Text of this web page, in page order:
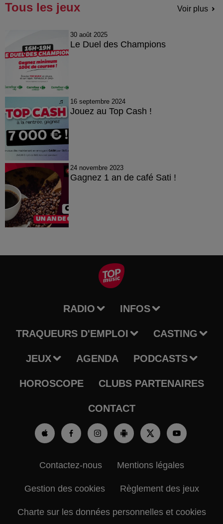
Tous les jeux Voir plus
30 août 2025
Le Duel des Champions
16 septembre 2024
Jouez au Top Cash !
24 novembre 2023
Gagnez 1 an de café Sati !
RADIO INFOS
TRAQUEURS D'EMPLOI CASTING
JEUX AGENDA PODCASTS
HOROSCOPE CLUBS PARTENAIRES
CONTACT
Contactez-nous Mentions légales
Gestion des cookies Règlement des jeux
Charte sur les données personnelles et cookies